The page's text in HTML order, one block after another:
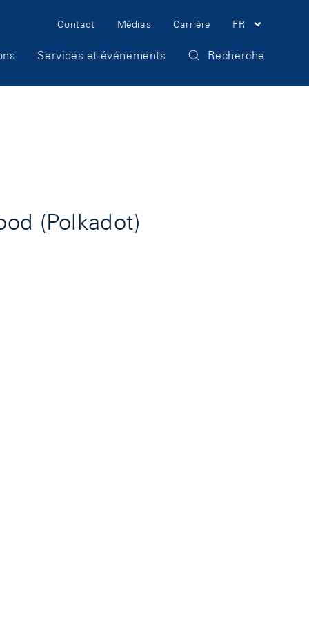
Meta
Navigation
Contact Médias Carrière FR
Services et événements Recherche
(Polkadot)